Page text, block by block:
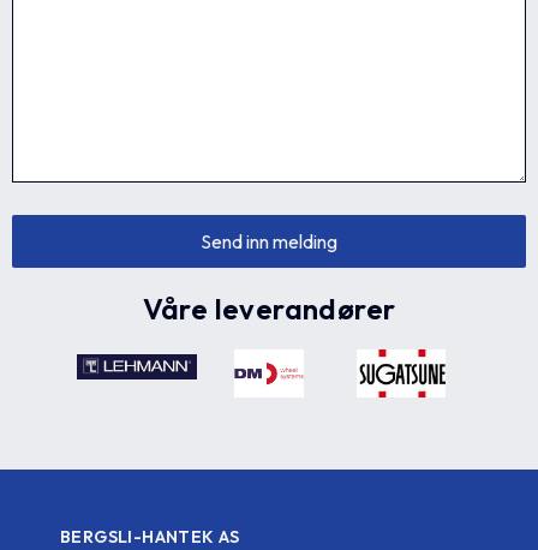
Våre leverandører
BERGSLI-HANTEK AS